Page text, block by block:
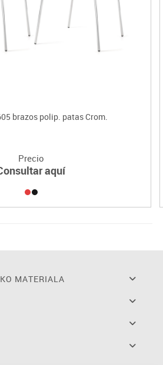
brazos polip. patas Crom.
Precio
aquí
MATERIALA